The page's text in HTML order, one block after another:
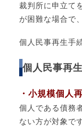
裁判所に申立て
が困難な場合で
個人民事再生手
個人民事再
・小規模個人
個人である債務
ない方が対象で